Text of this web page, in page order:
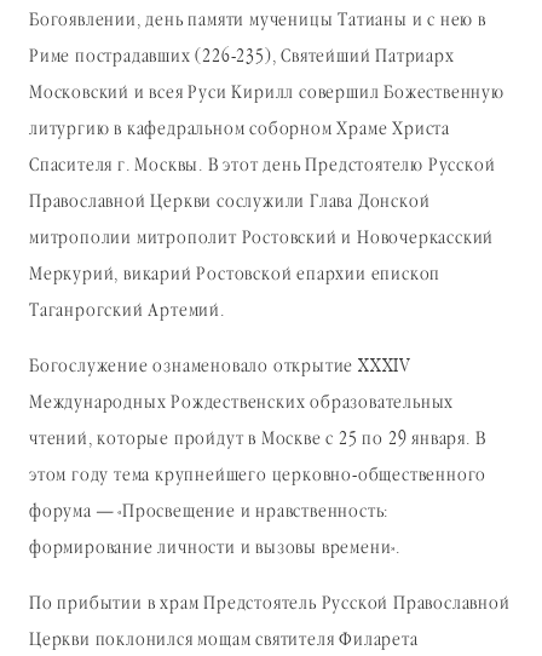
Богоявлении, день памяти мученицы Татианы и с нею в
Риме пострадавших (226-235), Святейший Патриарх
Московский и всея Руси Кирилл совершил Божественную
литургию в кафедральном соборном Храме Христа
Спасителя г. Москвы. В этот день Предстоятелю Русской
Православной Церкви сослужили Глава Донской
митрополии митрополит Ростовский и Новочеркасский
Меркурий, викарий Ростовской епархии епископ
Таганрогский Артемий.
Богослужение ознаменовало открытие XXXIV
Международных Рождественских образовательных
чтений, которые пройдут в Москве с 25 по 29 января. В
этом году тема крупнейшего церковно-общественного
форума — «Просвещение и нравственность:
формирование личности и вызовы времени».
По прибытии в храм Предстоятель Русской Православной
Церкви поклонился мощам святителя Филарета